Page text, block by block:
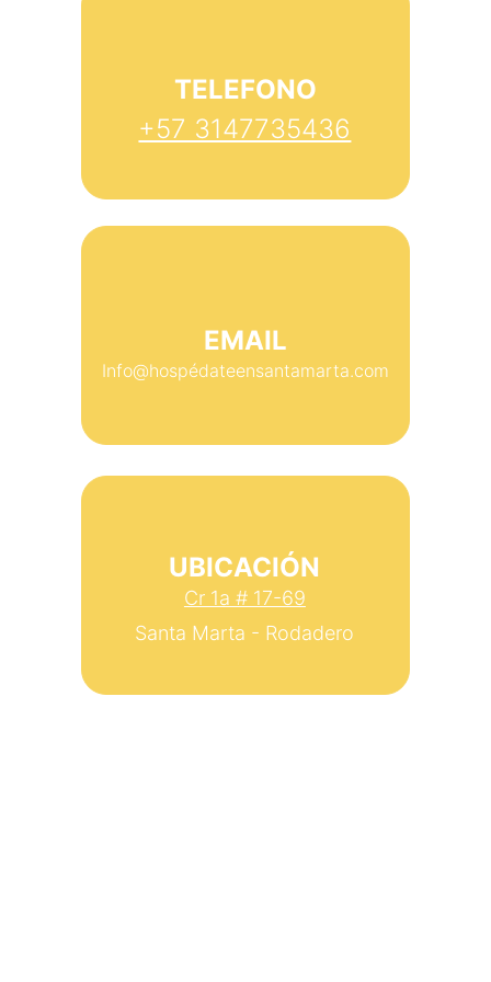
TELEFONO
Info@hospédateensantamarta.com
+57 3147735436
UBICACIÓN
Cr 1a # 17-69
Santa Marta - Rodadero
EMAIL